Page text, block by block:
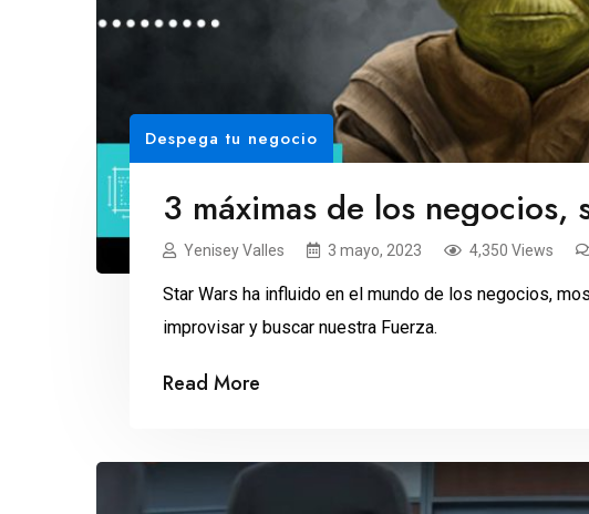
Despega tu negocio
3 máximas de los negocios,
Yenisey Valles 3 mayo, 2023 4,350 Views
Star Wars ha influido en el mundo de los negocios,
improvisar y buscar nuestra Fuerza.
Read More